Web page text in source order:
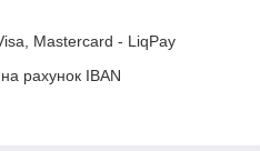
Mastercard - LiqPay
на рахунок IBAN